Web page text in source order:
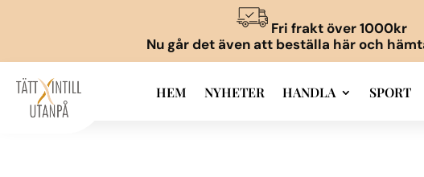
Fri frakt över 1000kr
Nu går det även att beställa här och
HEM NYHETER HANDLA SPORT